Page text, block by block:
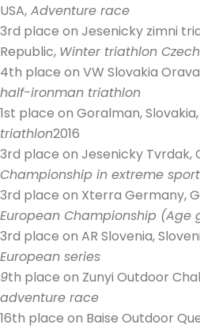
USA, Adventure race
3rd place on Jesenicky zimni
Republic, Winter triathlon
4th place on VW Slovakia
half-ironman triathlon
1st place on Goralman, Slovakia,
triathlon2016
3rd place on Jesenicky Tvrdak,
Championship in extreme
3rd place on Xterra Germany,
European Championship (Age
3rd place on AR Slovenia,
European series
9th place on Zunyi Outdoor
adventure race
16th place on Baise Outdoor